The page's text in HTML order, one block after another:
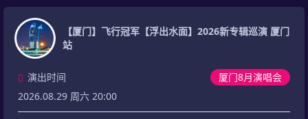
【厦门】飞行冠军【浮出水面】2026新专辑巡演 厦门
站
厦门8月演唱会
演出时间
2026.08.29 周六 20:00